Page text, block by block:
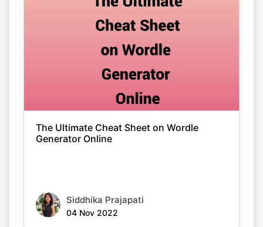
The Ultimate Cheat Sheet on Wordle
Generator Online
Siddhika Prajapati
04 Nov 2022